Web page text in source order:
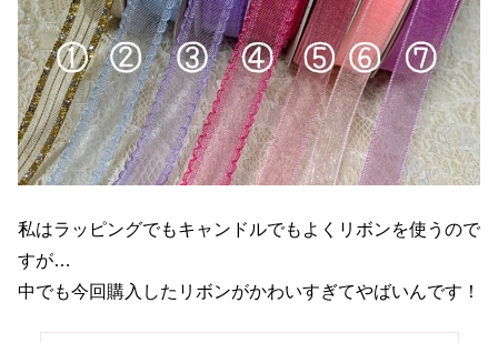
私はラッピングでもキャンドルでもよくリボンを使うので
すが…
中でも今回購入したリボンがかわいすぎてやばいんです！